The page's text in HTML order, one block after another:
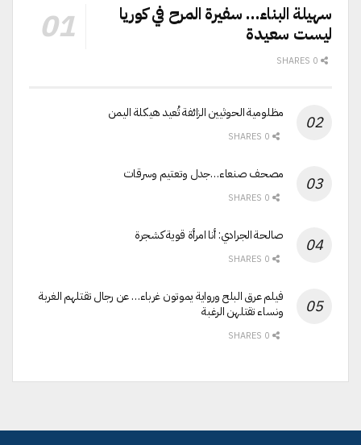
سهيلة البناء… سفيرة المرح في كوريا
ليست سعيدة
مظلومية الحوثيين الزائفة تُعيد هيكلة اليمن
مصحف صنعاء…جدل وتعتيم وسرقات
صالحة الجرادي: أنا امرأة قوية كشجرة
فيلم عرق البلح ورواية يموتون غرباء… عن رجال تقتلهم الغربة
ونساء تقتلهن الرغبة